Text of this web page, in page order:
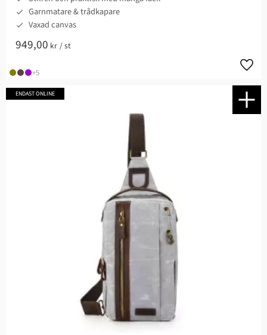
Garnmatare & trådkapare
Vaxad canvas
949,00 kr /st
+5
ENDAST ONLINE